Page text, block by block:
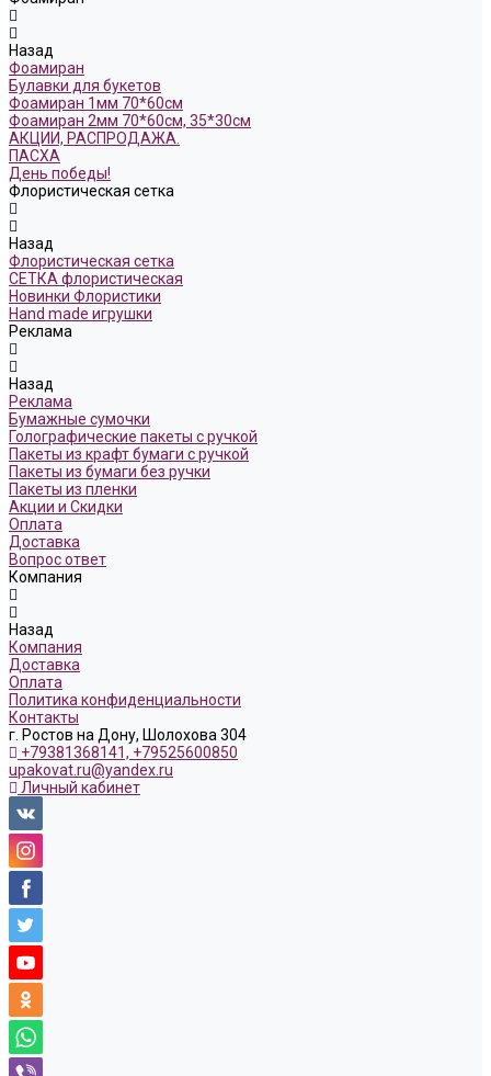
Назад
Фоамиран
Булавки для букетов
Фоамиран 1мм 70*60см
Фоамиран 2мм 70*60см, 35*30см
АКЦИИ, РАСПРОДАЖА.
ПАСХА
День победы!
Флористическая сетка
Назад
Флористическая сетка
СЕТКА флористическая
Новинки Флористики
Hand made игрушки
Реклама
Назад
Реклама
Бумажные сумочки
Голографические пакеты с ручкой
Пакеты из крафт бумаги с ручкой
Пакеты из бумаги без ручки
Пакеты из пленки
Акции и Скидки
Оплата
Доставка
Вопрос ответ
Компания
Назад
Компания
Доставка
Оплата
Политика конфиденциальности
Контакты
г. Ростов на Дону, Шолохова 304
+79381368141, +79525600850
upakovat.ru@yandex.ru
Личный кабинет